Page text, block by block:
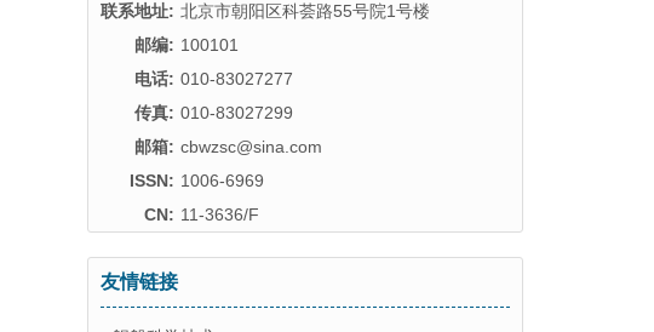
联系地址: 北京市朝阳区科荟路55号院1号楼
邮编: 100101
电话: 010-83027277
传真: 010-83027299
邮箱: cbwzsc@sina.com
ISSN: 1006-6969
CN: 11-3636/F
友情链接